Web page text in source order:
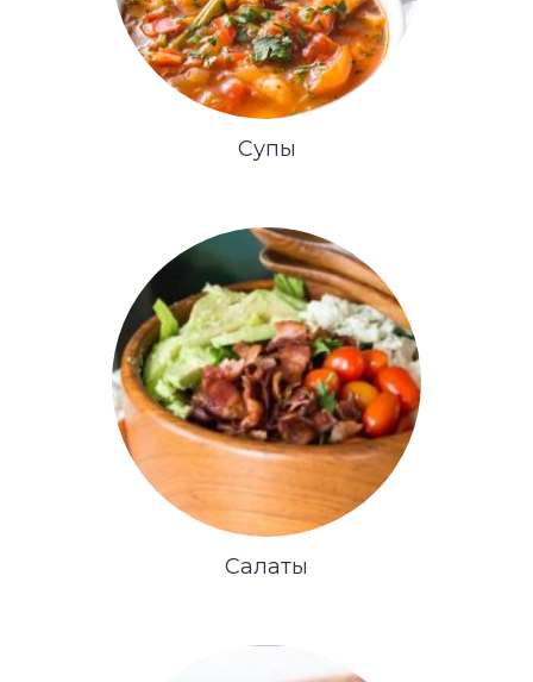
Супы
Салаты